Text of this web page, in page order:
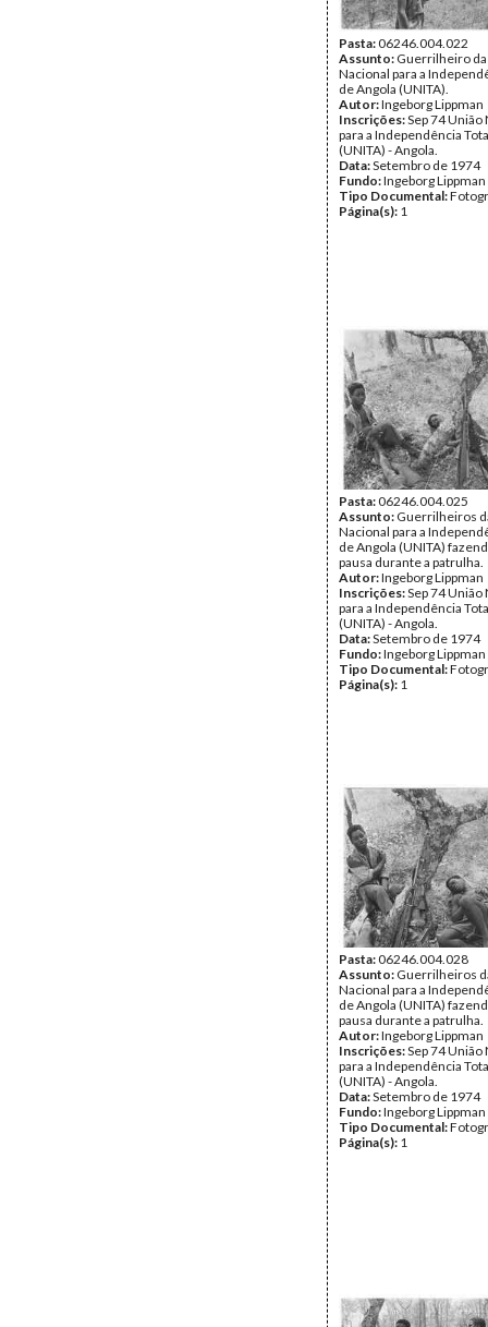
Pasta:06246.004.022
Assunto: Guerrilheiro
Nacional para a
de Angola (UNITA).
Autor:Ingeborg Lippman
Inscrições:Sep 74 União
para a Independência
(UNITA) - Angola.
Data:Setembro de 1974
Fundo:Ingeborg Lippman
Tipo Documental:
Página(s): 1
Pasta:06246.004.025
Assunto: Guerrilheiros
Nacional para a
de Angola (UNITA)
pausa durante a patrulha.
Autor:Ingeborg Lippman
Inscrições:Sep 74 União
para a Independência
(UNITA) - Angola.
Data:Setembro de 1974
Fundo:Ingeborg Lippman
Tipo Documental:
Página(s): 1
Pasta:06246.004.028
Assunto: Guerrilheiros
Nacional para a
de Angola (UNITA)
pausa durante a patrulha.
Autor:Ingeborg Lippman
Inscrições:Sep 74 União
para a Independência
(UNITA) - Angola.
Data:Setembro de 1974
Fundo:Ingeborg Lippman
Tipo Documental:
Página(s): 1